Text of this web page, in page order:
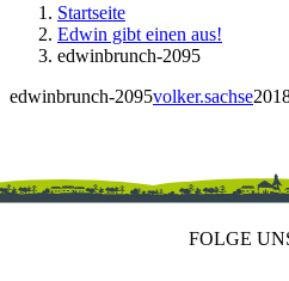
Startseite
Edwin gibt einen aus!
edwinbrunch-2095
edwinbrunch-2095volker.sachse
FOLGE